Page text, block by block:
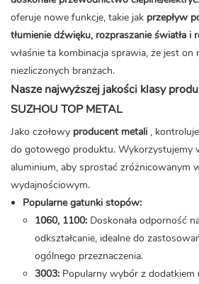
oferuje nowe funkcje, takie jak przepływ
tłumienie dźwięku, rozpraszanie światła i
właśnie ta kombinacja sprawia, że ​​jest on
niezliczonych branżach.
Nasze najwyższej jakości klasy
SUZHOU TOP METAL
Jako czołowy producent metali ,
do gotowego produktu. Wykorzystujemy
aluminium, aby sprostać zróżnicowanym
wydajnościowym.
Popularne gatunki stopów:
1060, 1100:Doskonała odporność
odkształcanie, idealne do
ogólnego przeznaczenia.
3003:Popularny wybór z dodatkiem